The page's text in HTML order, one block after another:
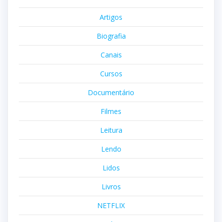
Artigos
Biografia
Canais
Cursos
Documentário
Filmes
Leitura
Lendo
Lidos
Livros
NETFLIX